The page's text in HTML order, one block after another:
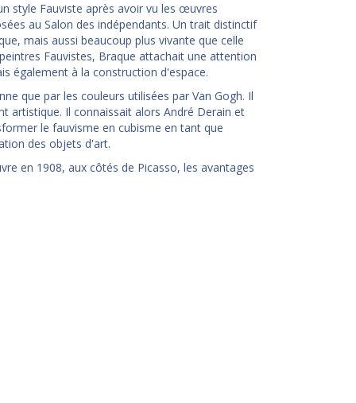
style Fauviste après avoir vu les œuvres
au Salon des indépendants. Un trait distinctif
mais aussi beaucoup plus vivante que celle
Fauvistes, Braque attachait une attention
également à la construction d'espace.
que par les couleurs utilisées par Van Gogh. Il
artistique. Il connaissait alors André Derain et
le fauvisme en cubisme en tant que
des objets d'art.
en 1908, aux côtés de Picasso, les avantages